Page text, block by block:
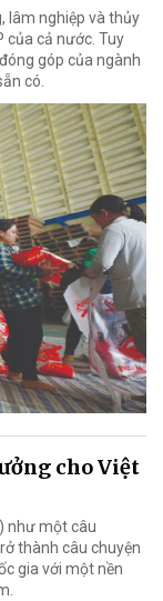
lâm nghiệp và thủy
của cả nước. Tuy
góp của ngành
có.
cho Việt
như một câu
thành câu chuyện
gia với một nền